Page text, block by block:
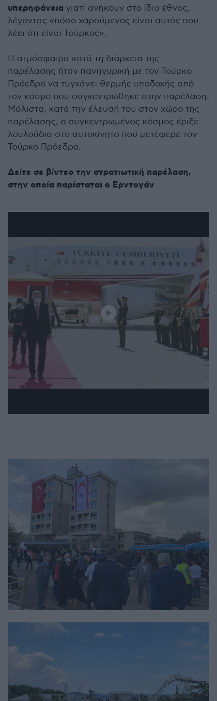
υπερηφάνεια γιατί ανήκουν στο ίδιο έθνος,
λέγοντας «πόσο χαρούμενος είναι αυτός που
λέει ότι είναι Τούρκος».
Η ατμόσφαιρα κατά τη διάρκεια της
παρέλασης ήταν πανηγυρική με τον Τούρκο
Πρόεδρο να τυγχάνει θερμής υποδοχής από
τον κόσμο που συγκεντρώθηκε στην παρέλαση.
Μάλιστα, κατά την έλευσή του στον χώρο της
παρέλασης, ο συγκεντρωμένος κόσμος έριξε
λουλούδια στο αυτοκίνητο που μετέφερε τον
Τούρκο Πρόεδρο.
Δείτε σε βίντεο την στρατιωτική παρέλαση,
στην οποία παρίσταται ο Ερντογάν